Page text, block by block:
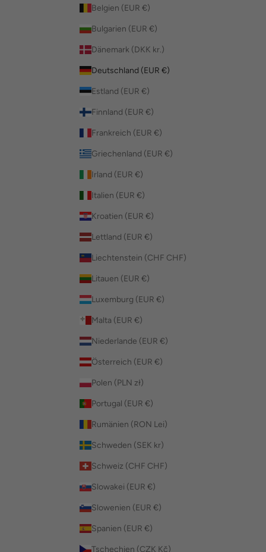
Belgien (EUR €)
Bulgarien (EUR €)
Dänemark (DKK kr.)
Deutschland (EUR €)
Estland (EUR €)
Finnland (EUR €)
Frankreich (EUR €)
Griechenland (EUR €)
Irland (EUR €)
Italien (EUR €)
Kroatien (EUR €)
Lettland (EUR €)
Liechtenstein (CHF CHF)
Litauen (EUR €)
Luxemburg (EUR €)
Malta (EUR €)
Niederlande (EUR €)
Österreich (EUR €)
Polen (PLN zł)
Portugal (EUR €)
Rumänien (RON Lei)
Schweden (SEK kr)
Schweiz (CHF CHF)
Slowakei (EUR €)
Slowenien (EUR €)
Spanien (EUR €)
Tschechien (CZK Kč)